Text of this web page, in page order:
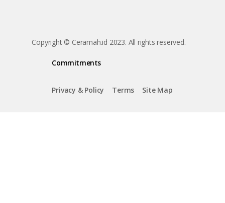
Copyright © Ceramah.id 2023. All rights reserved.
Commitments
Privacy & Policy Terms Site Map